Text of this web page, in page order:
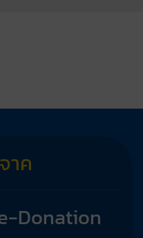
าค
Donation